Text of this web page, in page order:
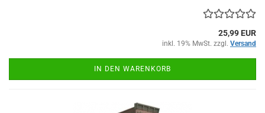
25,99 EUR
inkl. 19% MwSt. zzgl. Versand
IN DEN WARENKORB